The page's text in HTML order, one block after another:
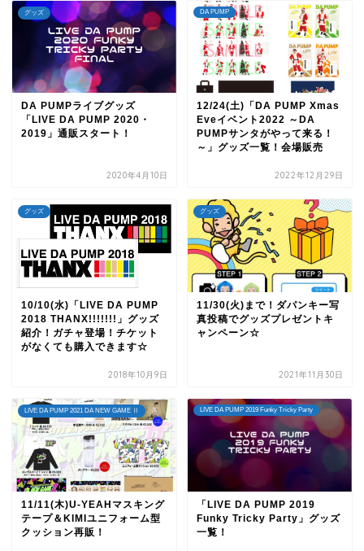
グッズ
DA PUMPライブグッズ
「LIVE DA PUMP 2020・
2019」通販スタート！
2020年4月10日
DA PUMP
12/24(土)「DA PUMP Xmas
Eveイベント2022 ～DA
PUMPサンタがやって来る！
～」グッズ一覧！会場販売
2022年12月29日
グッズ
10/10(水)「LIVE DA PUMP
2018 THANX!!!!!!!」グッズ
紹介！ガチャ登場！チケット
がなくても購入できます☆
2018年10月9日
グッズ
11/30(火)まで！ダパンキー写
真投稿でグッズプレゼントキ
ャンペーン☆
2021年11月30日
LIVE DA PUMP 2021 DA NEW GAME Ⅱ
11/11(木)U-YEAHマスキング
テープ＆KIMIユニフォーム型
クッション再販！
LIVE DA PUMP 2019 Funky Tricky Party
「LIVE DA PUMP 2019
Funky Tricky Party」グッズ
一覧！